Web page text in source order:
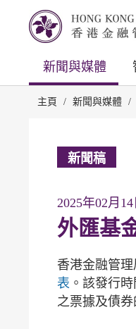
新聞與媒體
主頁 / 新聞與媒體 /
新聞稿
2025年02月14
外匯基
香港金融管
表 。該發行
之票據及債